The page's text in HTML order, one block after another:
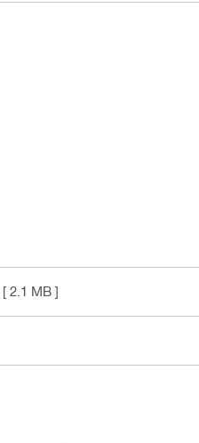
[ 2.1 MB ]